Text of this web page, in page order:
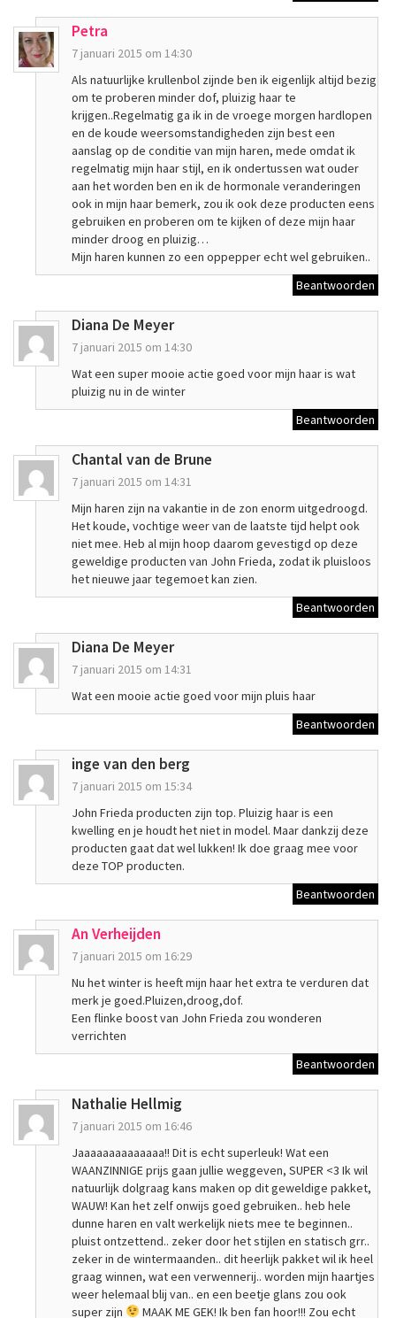
Petra
7 januari 2015 om 14:30
Als natuurlijke krullenbol zijnde ben ik eigenlijk altijd bezig
om te proberen minder dof, pluizig haar te
krijgen..Regelmatig ga ik in de vroege morgen hardlopen
en de koude weersomstandigheden zijn best een
aanslag op de conditie van mijn haren, mede omdat ik
regelmatig mijn haar stijl, en ik ondertussen wat ouder
aan het worden ben en ik de hormonale veranderingen
ook in mijn haar bemerk, zou ik ook deze producten eens
gebruiken en proberen om te kijken of deze mijn haar
minder droog en pluizig…
Mijn haren kunnen zo een oppepper echt wel gebruiken..
Beantwoorden
Diana De Meyer
7 januari 2015 om 14:30
Wat een super mooie actie goed voor mijn haar is wat
pluizig nu in de winter
Beantwoorden
Chantal van de Brune
7 januari 2015 om 14:31
Mijn haren zijn na vakantie in de zon enorm uitgedroogd.
Het koude, vochtige weer van de laatste tijd helpt ook
niet mee. Heb al mijn hoop daarom gevestigd op deze
geweldige producten van John Frieda, zodat ik pluisloos
het nieuwe jaar tegemoet kan zien.
Beantwoorden
Diana De Meyer
7 januari 2015 om 14:31
Wat een mooie actie goed voor mijn pluis haar
Beantwoorden
inge van den berg
7 januari 2015 om 15:34
John Frieda producten zijn top. Pluizig haar is een
kwelling en je houdt het niet in model. Maar dankzij deze
producten gaat dat wel lukken! Ik doe graag mee voor
deze TOP producten.
Beantwoorden
An Verheijden
7 januari 2015 om 16:29
Nu het winter is heeft mijn haar het extra te verduren dat
merk je goed.Pluizen,droog,dof.
Een flinke boost van John Frieda zou wonderen
verrichten
Beantwoorden
Nathalie Hellmig
7 januari 2015 om 16:46
Jaaaaaaaaaaaaaa!! Dit is echt superleuk! Wat een
WAANZINNIGE prijs gaan jullie weggeven, SUPER <3 Ik wil
natuurlijk dolgraag kans maken op dit geweldige pakket,
WAUW! Kan het zelf onwijs goed gebruiken.. heb hele
dunne haren en valt werkelijk niets mee te beginnen..
pluist ontzettend.. zeker door het stijlen en statisch grr..
zeker in de wintermaanden.. dit heerlijk pakket wil ik heel
graag winnen, wat een verwennerij.. worden mijn haartjes
weer helemaal blij van.. en een beetje glans zou ook
super zijn
MAAK ME GEK! Ik ben fan hoor!!! Zou echt